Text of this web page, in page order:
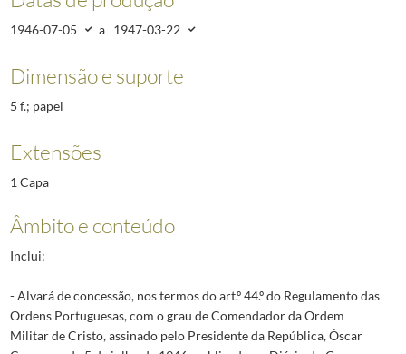
1946-07-05 a 1947-03-22
Dimensão e suporte
5 f.; papel
Extensões
1 Capa
Âmbito e conteúdo
Inclui:
- Alvará de concessão, nos termos do art.º 44.º do Regulamento das
Ordens Portuguesas, com o grau de Comendador da Ordem
Militar de Cristo, assinado pelo Presidente da República, Óscar